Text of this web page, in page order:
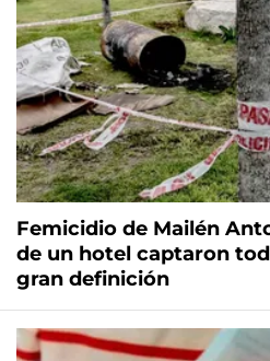
Femicidio de Mailén
de un hotel captaron
gran definición